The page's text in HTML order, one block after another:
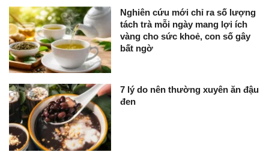
Nghiên cứu mới chỉ ra số lượng
tách trà mỗi ngày mang lợi ích
vàng cho sức khoẻ, con số gây
bất ngờ
7 lý do nên thường xuyên ăn đậu
đen